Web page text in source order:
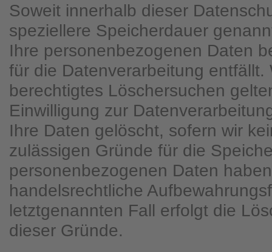
Soweit innerhalb dieser
speziellere Speicherdauer
Ihre personenbezogenen Daten
für die Datenverarbeitung entfällt.
berechtigtes Löschersuchen
Einwilligung zur
Ihre Daten gelöscht, sofern wir
zulässigen Gründe für die
personenbezogenen Daten
handelsrechtliche
letztgenannten Fall erfolgt die
dieser Gründe.